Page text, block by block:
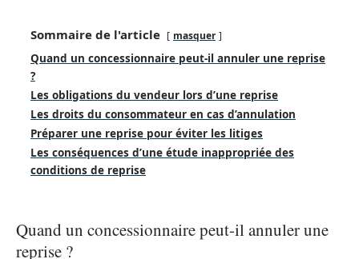
Sommaire de l'article masquer
Quand un concessionnaire peut-il annuler une reprise
?
Les obligations du vendeur lors d’une reprise
Les droits du consommateur en cas d’annulation
Préparer une reprise pour éviter les litiges
Les conséquences d’une étude inappropriée des
conditions de reprise
Quand un concessionnaire peut-il annuler une
reprise ?